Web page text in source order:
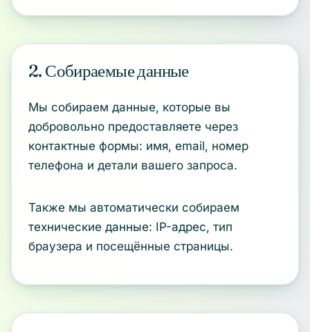
2. Собираемые данные
Мы собираем данные, которые вы
добровольно предоставляете через
контактные формы: имя, email, номер
телефона и детали вашего запроса.
Также мы автоматически собираем
технические данные: IP-адрес, тип
браузера и посещённые страницы.